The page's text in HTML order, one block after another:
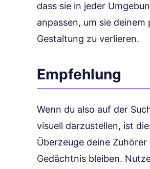
dass sie in jeder
anpassen, um sie
Gestaltung zu verlieren.
Empfehlung
Wenn du also auf der
visuell darzustellen, ist
Überzeuge deine
Gedächtnis bleiben.